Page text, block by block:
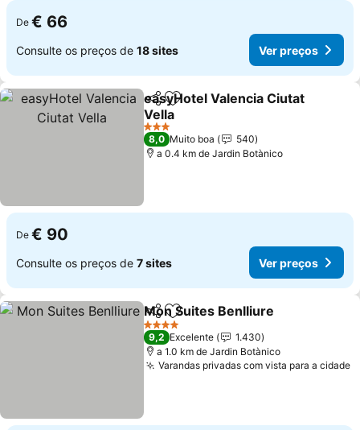
De € 66
Consulte os preços de 18 sites Ver preços
PartilharAdicionar aos favoritos
easyHotel Valencia Ciutat
Vella
3 Estrelas
8,0 Muito boa
540
a 0.4 km de Jardin Botànico
De € 90
Consulte os preços de 7 sites Ver preços
PartilharAdicionar aos favoritos
Mon Suites Benlliure
4 Estrelas
9,2 Excelente
1.430
a 1.0 km de Jardin Botànico
Varandas privadas com vista para a cidade